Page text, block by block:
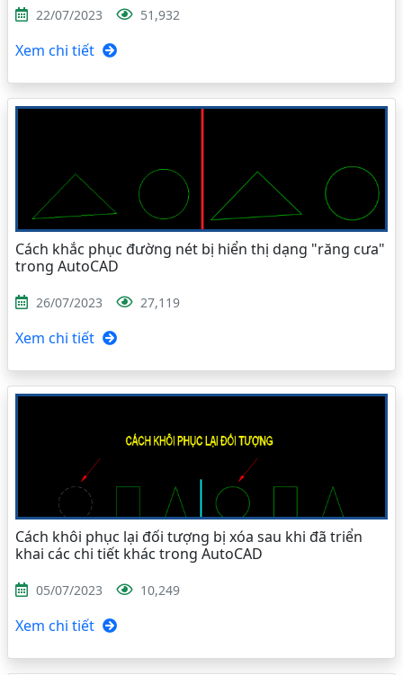
22/07/2023 51,932
Xem chi tiết
Cách khắc phục đường nét bị hiển thị dạng "răng cưa"
trong AutoCAD
26/07/2023 27,119
Xem chi tiết
Cách khôi phục lại đối tượng bị xóa sau khi đã triển
khai các chi tiết khác trong AutoCAD
05/07/2023 10,249
Xem chi tiết